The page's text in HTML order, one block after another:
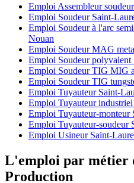
Emploi Assembleur
Emploi Soudeur Saint-
Emploi Soudeur à l'arc
Nouan
Emploi Soudeur MAG
Emploi Soudeur polyvalent
Emploi Soudeur TIG MIG
Emploi Soudeur TIG
Emploi Tuyauteur Saint-
Emploi Tuyauteur
Emploi Tuyauteur-monteur
Emploi Tuyauteur-soudeur
Emploi Usineur Saint-
L'emploi par métier
Production